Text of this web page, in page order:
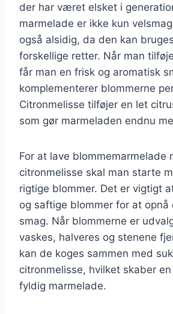
der har været elsket i
marmelade er ikke kun
også alsidig, da den kan
forskellige retter. Når man
får man en frisk og aromatisk
komplementerer blommerne
Citronmelisse tilføjer en let
som gør marmeladen endnu
For at lave blommemarmelade
citronmelisse skal man starte
rigtige blommer. Det er vigtigt
og saftige blommer for at opnå
smag. Når blommerne er
vaskes, halveres og stenene
kan de koges sammen med
citronmelisse, hvilket skaber
fyldig marmelade.